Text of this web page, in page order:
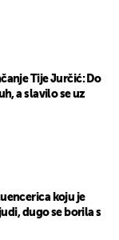
Tije Jurčić: Do
a slavilo se uz
koju je
dugo se borila s